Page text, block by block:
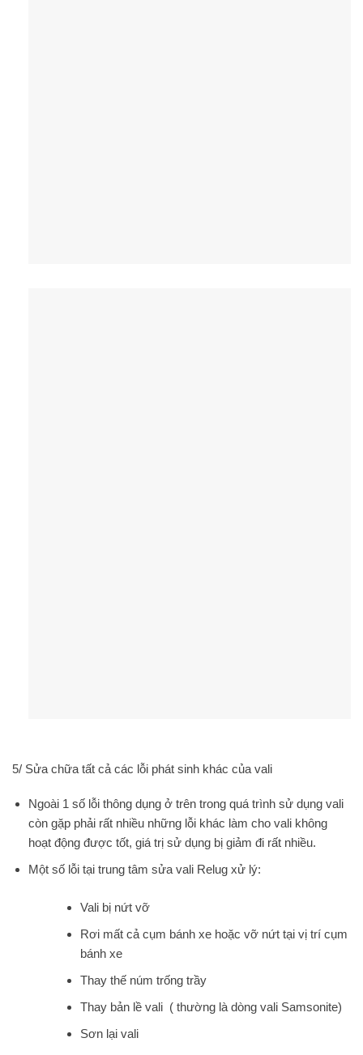
5/ Sửa chữa tất cả các lỗi phát sinh khác của vali
Ngoài 1 số lỗi thông dụng ở trên trong quá trình sử dụng vali
còn gặp phải rất nhiều những lỗi khác làm cho vali không
hoạt động được tốt, giá trị sử dụng bị giảm đi rất nhiều.
Một số lỗi tại trung tâm sửa vali Relug xử lý:
Vali bị nứt vỡ
Rơi mất cả cụm bánh xe hoặc vỡ nứt tại vị trí cụm
bánh xe
Thay thế núm trống trầy
Thay bản lề vali ( thường là dòng vali Samsonite)
Sơn lại vali